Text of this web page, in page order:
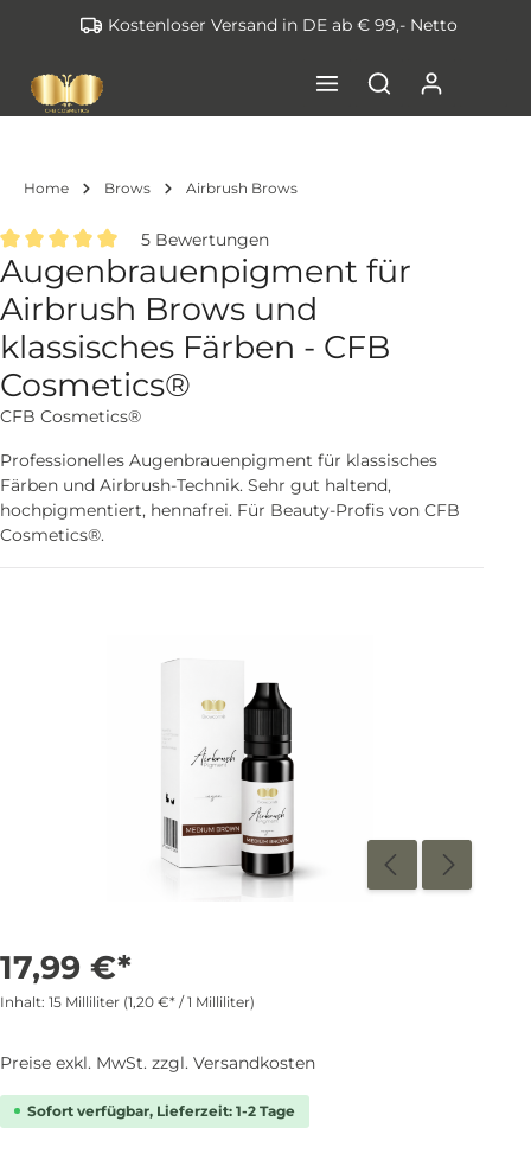
springenKostenloser Versand in DE ab € 99,- Netto
Home Brows Airbrush Brows
Durchschnittliche Bewertung von 5 von 5 Sternen
5 Bewertungen
Augenbrauenpigment für
Airbrush Brows und
klassisches Färben - CFB
Cosmetics®
CFB Cosmetics®
Professionelles Augenbrauenpigment für klassisches
Färben und Airbrush-Technik. Sehr gut haltend,
hochpigmentiert, hennafrei. Für Beauty-Profis von CFB
Cosmetics®.
17,99 €*
Inhalt: 15 Milliliter (1,20 €* / 1 Milliliter)
Preise exkl. MwSt. zzgl. Versandkosten
Sofort verfügbar, Lieferzeit: 1-2 Tage